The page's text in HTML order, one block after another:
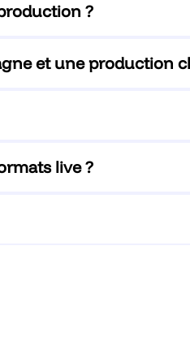
?
et une production
live ?